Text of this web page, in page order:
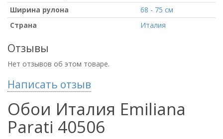
Ширина рулона
68 - 75 см
Страна
Италия
Отзывы
Нет отзывов об этом товаре.
Написать отзыв
Обои Италия Emiliana
Parati 40506